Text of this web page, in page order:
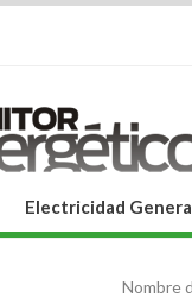
Electricidad
Nombre